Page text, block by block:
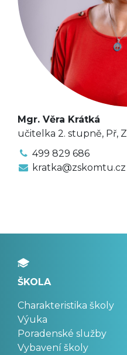
Mgr. Věra Krátká
učitelka 2. stupně, Př, Z
499 829 686
kratka@zskomtu.cz
ŠKOLA
Charakteristika školy
Výuka
Poradenské služby
Vybavení školy